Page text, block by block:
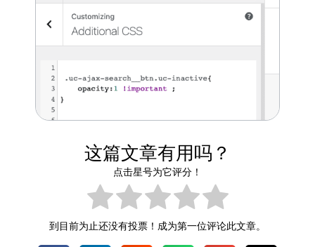
这篇文章有用吗？
点击星号为它评分！
到目前为止还没有投票！成为第一位评论此文章。